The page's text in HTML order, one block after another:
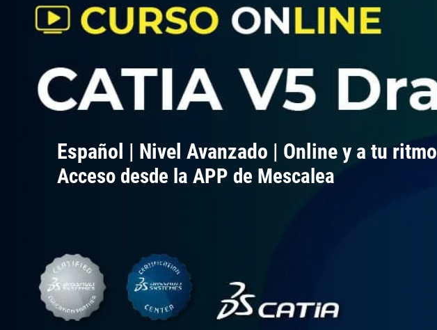
Español | Nivel Avanzado | Online y a tu ritmo
Acceso desde la APP de Mescalea